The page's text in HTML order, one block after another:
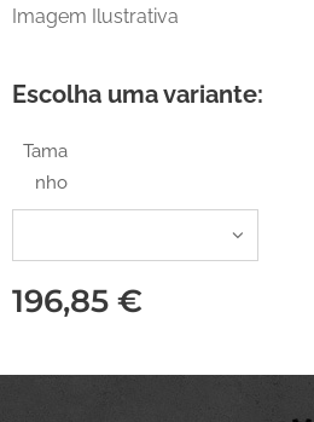
Imagem Ilustrativa
Escolha uma variante:
Tama
nho
196,85 €